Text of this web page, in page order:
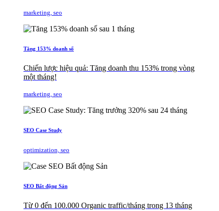
marketing, seo
Tăng 153% doanh số
Chiến lược hiệu quả: Tăng doanh thu 153% trong vòng
một tháng!
marketing, seo
SEO Case Study
optimization, seo
SEO Bất động Sản
Từ 0 đến 100.000 Organic traffic/tháng trong 13 tháng